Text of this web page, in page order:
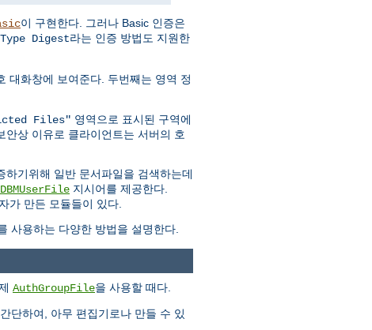
이 구현한다. 그러나 Basic 인증은
Digest라는 인증 방법도 지원한
대화창에 보여준다. 두번째는 영역 정
Files" 영역으로 표시된 구역에
상 이유로 클라이언트는 서버의 호
기위해 일반 문서파일을 검색하는데
지시어를 제공한다.
가 만든 모듈들이 있다.
사용하는 다양한 방법을 설명한다.
AuthGroupFile을 사용할 때다.
단하여, 아무 편집기로나 만들 수 있